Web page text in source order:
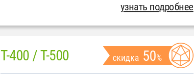
узнать подробнее
T-400 / T-500 скидка 50%